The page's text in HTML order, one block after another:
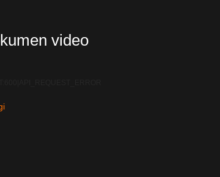
video